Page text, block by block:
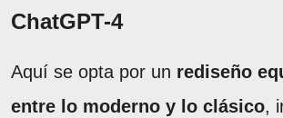
ChatGPT-4
Aquí se opta por un rediseño
entre lo moderno y lo clásico,